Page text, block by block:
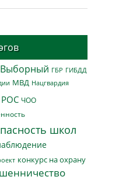
ГБР ГИБДД
МВД Нацгвардия
ЧОО
школ
конкурс на охрану